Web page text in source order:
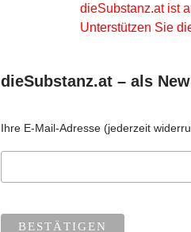
dieSubstanz.at ist
Unterstützen Sie
dieSubstanz.at – als
Ihre E-Mail-Adresse (jederzeit